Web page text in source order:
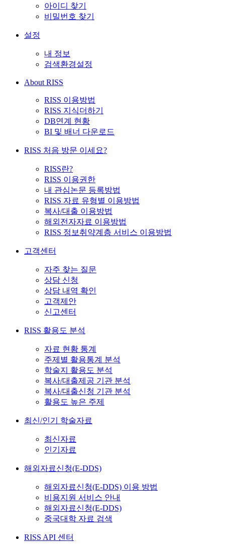
아이디 찾기
비밀번호 찾기
설정
내 정보
검색환경설정
About RISS
RISS 이용방법
RISS 지식더하기
DB연계 현황
BI 및 배너 다운로드
RISS 처음 방문 이세요?
RISS란?
RISS 이용권한
내 관심논문 등록방법
RISS 자료 유형별 이용방법
복사/대출 이용방법
해외전자자료 이용방법
RISS 정보취약계층 서비스 이용방법
고객센터
자주 찾는 질문
상담 신청
상담 내역 확인
고객제안
신고센터
RISS 활용도 분석
자료 현황 통계
주제별 활용통계 분석
학술지 활용도 분석
복사/대출제공 기관 분석
복사/대출신청 기관 분석
활용도 높은 주제
최신/인기 학술자료
최신자료
인기자료
해외자료신청(E-DDS)
해외자료신청(E-DDS) 이용 방법
비용지원 서비스 안내
해외자료신청(E-DDS)
중국대학 자료 검색
RISS API 센터